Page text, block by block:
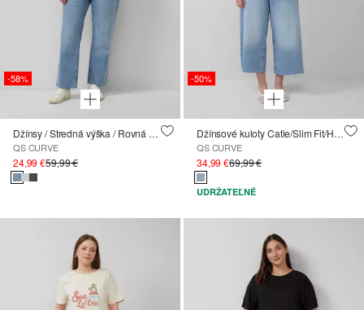
-58%
Džínsy / Stredná výška / Rovná noha / Orezané
QS CURVE
24,99 €59,99 €
-50%
Džínsové kuloty Catie/Slim Fit/High Rise
QS CURVE
34,99 €69,99 €
UDRŽATEĽNÉ